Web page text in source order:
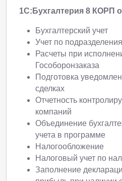
1С:Бухгалтерия 8 КОРП
Бухгалтерский учет
Учет по
Расчеты при
Гособоронзаказа
Подготовка
сделках
Отчетность
компаний
Объединение
учета в программе
Налогообложение
Налоговый учет по
Заполнение